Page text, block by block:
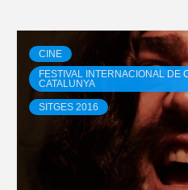
CINE
FESTIVAL INTERNACIONAL DE
CATALUNYA
SITGES 2016